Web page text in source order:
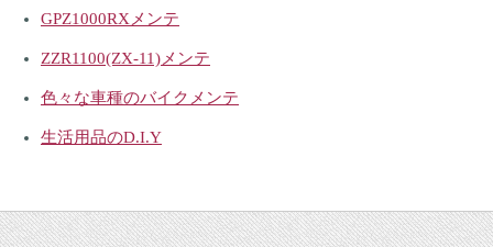
GPZ1000RXメンテ
ZZR1100(ZX-11)メンテ
色々な車種のバイクメンテ
生活用品のD.I.Y